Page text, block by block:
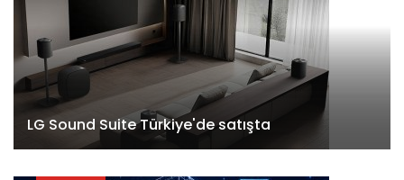
LG Sound Suite Türkiye'de satışta